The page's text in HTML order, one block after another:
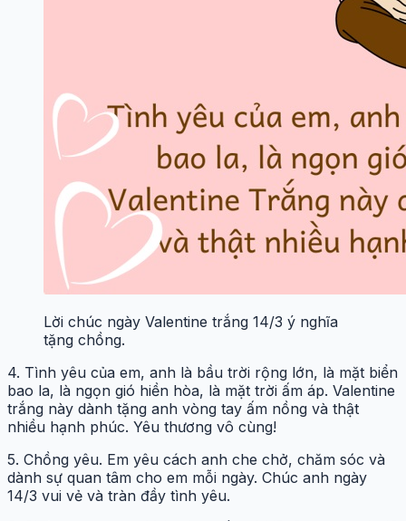
Lời chúc ngày Valentine trắng 14/3 ý nghĩa
tặng chồng.
4. Tình yêu của em, anh là bầu trời rộng lớn, là mặt biển
bao la, là ngọn gió hiền hòa, là mặt trời ấm áp. Valentine
trắng này dành tặng anh vòng tay ấm nồng và thật
nhiều hạnh phúc. Yêu thương vô cùng!
5. Chồng yêu. Em yêu cách anh che chở, chăm sóc và
dành sự quan tâm cho em mỗi ngày. Chúc anh ngày
14/3 vui vẻ và tràn đầy tình yêu.